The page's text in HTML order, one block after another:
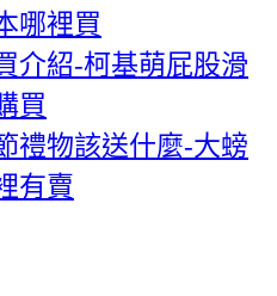
哪裡買
介紹-柯基萌屁股滑
買
禮物該送什麼-大螃
有賣